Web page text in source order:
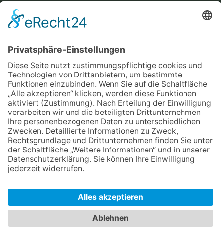
06108 9759509
WHATSAPP
Chat öffnen
TERRARISTIK-GESCHÄFT
Dieselstraße 41
63165 Mühlheim am Main
SOCIAL